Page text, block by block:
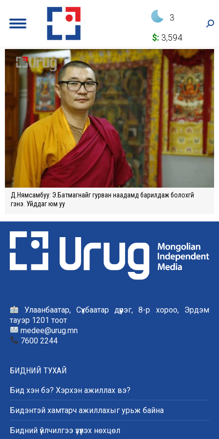
3
$: 3,594
Д.Нямсамбуу: Э.Батмагнайг гурван наадамд барилдаж болохгүй
гэнэ. Уйддаг юм уу
Улаанбаатар, Сүхбаатар дүүрэг, 8-р хороо, Эрдэм
тауэр 1201 тоот
medee@urug.mn
7600 2244
БИДНИЙ ТУХАЙ
Бид хэн бэ? Хэрхэн ажиллах вэ?
Бидэнтэй хамтарч ажиллахыг урьж байна
Бидний үйлчилгээ үзүүлэх нөхцөл